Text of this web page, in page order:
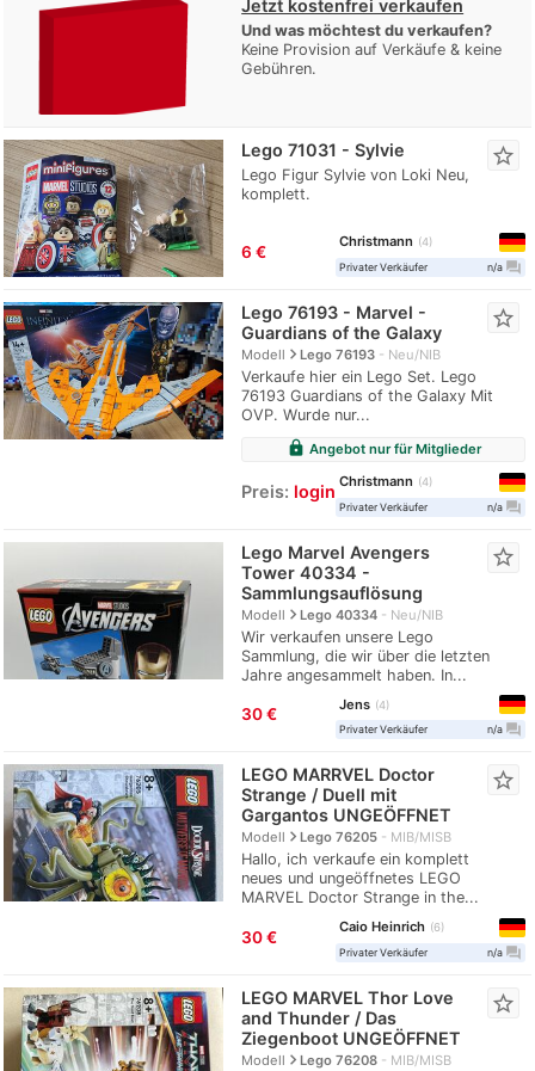
Jetzt kostenfrei verkaufen
Und was möchtest du verkaufen?
Keine Provision auf Verkäufe & keine
Gebühren.
Lego 71031 - Sylvie
Lego Figur Sylvie von Loki Neu,
komplett.
star_border
6 €
Christmann
4
Privater Verkäufer
n/a question_answer
Lego 76193 - Marvel -
Guardians of the Galaxy
Modellnavigate_nextLego 76193 Neu/NIB
Verkaufe hier ein Lego Set. Lego
76193 Guardians of the Galaxy Mit
OVP. Wurde nur...
star_border
lock Angebot nur für Mitglieder
Preis: login
Christmann
4
Privater Verkäufer
n/a question_answer
Lego Marvel Avengers
Tower 40334 -
Sammlungsauflösung
Modellnavigate_nextLego 40334 Neu/NIB
Wir verkaufen unsere Lego
Sammlung, die wir über die letzten
Jahre angesammelt haben. In...
star_border
30 €
Jens
4
Privater Verkäufer
n/a question_answer
LEGO MARRVEL Doctor
Strange / Duell mit
Gargantos UNGEÖFFNET
Modellnavigate_nextLego 76205 MIB/MISB
Hallo, ich verkaufe ein komplett
neues und ungeöffnetes LEGO
MARVEL Doctor Strange in the...
star_border
30 €
Caio Heinrich
6
Privater Verkäufer
n/a question_answer
LEGO MARVEL Thor Love
and Thunder / Das
Ziegenboot UNGEÖFFNET
Modellnavigate_nextLego 76208 MIB/MISB
star_border